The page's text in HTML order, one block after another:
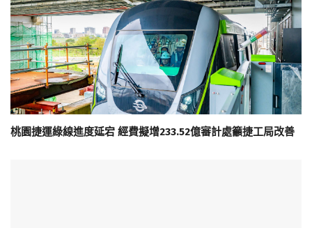
桃園捷運綠線進度延宕 經費擬增233.52億審計處籲捷工局改善